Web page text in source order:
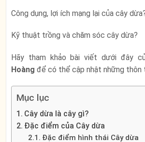
Công dụng, lợi ích mạng lại của cây
Kỹ thuật trồng và chăm sóc cây dừa?
Hãy tham khảo bài viết dưới đây
Hoàng để có thể cập nhật những thôn
Mục lục
Cây dừa là cây gì?
Đặc điểm của Cây dừa
Đặc điểm hình thái Cây dừa